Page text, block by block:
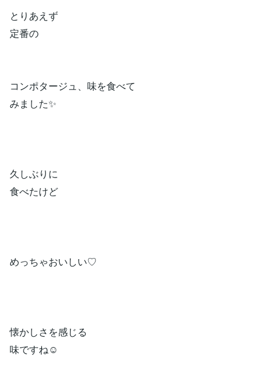
とりあえず
定番の
コンポタージュ、味を食べて
みました✨
久しぶりに
食べたけど
めっちゃおいしい♡
懐かしさを感じる
味ですね☺️